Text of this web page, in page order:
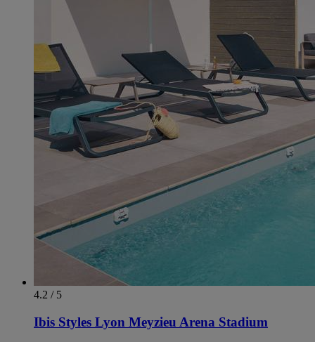
4.2 / 5
Ibis Styles Lyon Meyzieu Arena Stadium